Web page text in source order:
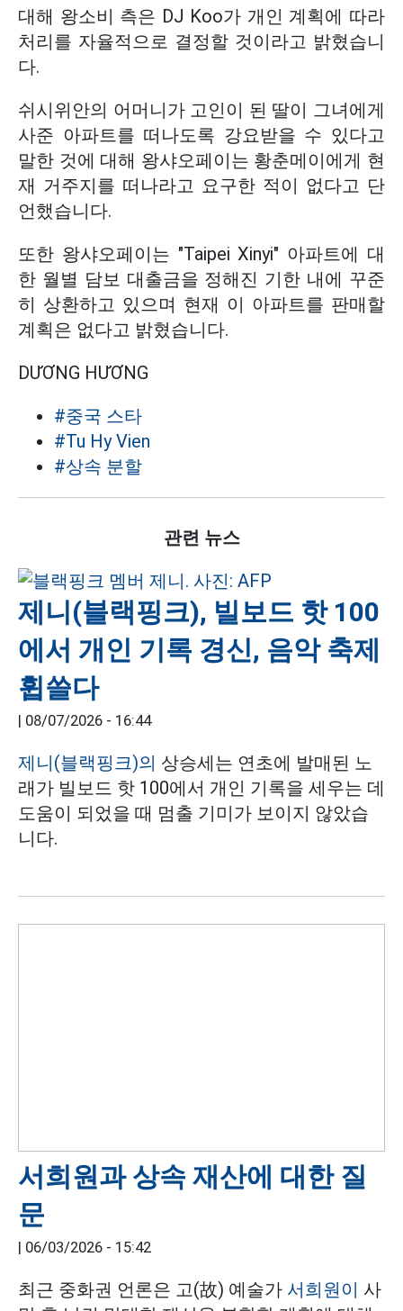
대해 왕소비 측은 DJ Koo가 개인 계획에 따라
처리를 자율적으로 결정할 것이라고 밝혔습니
다.
쉬시위안의 어머니가 고인이 된 딸이 그녀에게
사준 아파트를 떠나도록 강요받을 수 있다고
말한 것에 대해 왕샤오페이는 황춘메이에게 현
재 거주지를 떠나라고 요구한 적이 없다고 단
언했습니다.
또한 왕샤오페이는 "Taipei Xinyi" 아파트에 대
한 월별 담보 대출금을 정해진 기한 내에 꾸준
히 상환하고 있으며 현재 이 아파트를 판매할
계획은 없다고 밝혔습니다.
DƯƠNG HƯƠNG
#중국 스타
#Tu Hy Vien
#상속 분할
관련 뉴스
제니(블랙핑크), 빌보드 핫 100
에서 개인 기록 경신, 음악 축제
휩쓸다
| 08/07/2026 - 16:44
제니(블랙핑크)의 상승세는 연초에 발매된 노
래가 빌보드 핫 100에서 개인 기록을 세우는 데
도움이 되었을 때 멈출 기미가 보이지 않았습
니다.
서희원과 상속 재산에 대한 질
문
| 06/03/2026 - 15:42
최근 중화권 언론은 고(故) 예술가 서희원이 사